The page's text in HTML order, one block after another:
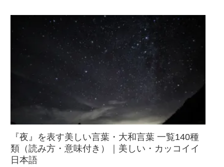
『夜』を表す美しい言葉・大和言葉 一覧140種
類（読み方・意味付き）｜美しい・カッコイイ
日本語